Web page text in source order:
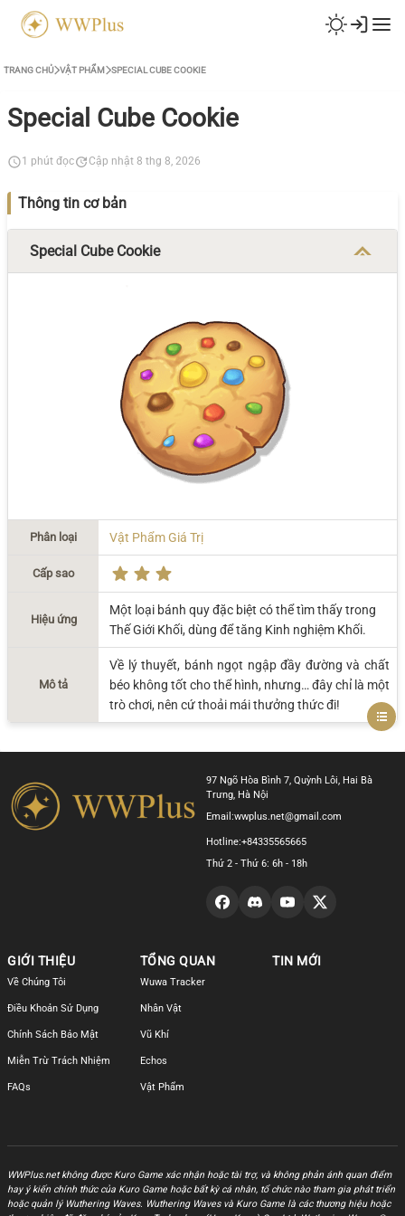
TRANG CHỦ VẬT PHẨM SPECIAL CUBE COOKIE
Special Cube Cookie
1 phút đọc Cập nhật 8 thg 8, 2026
Thông tin cơ bản
Special Cube Cookie
Phân loại Vật Phẩm Giá Trị
Cấp sao
Hiệu ứng
Một loại bánh quy đặc biệt có thể tìm thấy trong
Thế Giới Khối, dùng để tăng Kinh nghiệm Khối.
Mô tả
Về lý thuyết, bánh ngọt ngập đầy đường và chất
béo không tốt cho thể hình, nhưng… đây chỉ là một
trò chơi, nên cứ thoải mái thưởng thức đi!
97 Ngõ Hòa Bình 7, Quỳnh Lôi, Hai Bà
Trưng, Hà Nội
Email:wwplus.net@gmail.com
Hotline:+84335565665
Thứ 2 - Thứ 6: 6h - 18h
GIỚI THIỆU
Về Chúng Tôi
Điều Khoản Sử Dụng
Chính Sách Bảo Mật
Miễn Trừ Trách Nhiệm
FAQs
TỔNG QUAN
Wuwa Tracker
Nhân Vật
Vũ Khí
Echos
Vật Phẩm
TIN MỚI
WWPlus.net không được Kuro Game xác nhận hoặc tài trợ, và không phản ánh quan điểm
hay ý kiến chính thức của Kuro Game hoặc bất kỳ cá nhân, tổ chức nào tham gia phát triển
hoặc quản lý Wuthering Waves. Wuthering Waves và Kuro Game là các thương hiệu hoặc